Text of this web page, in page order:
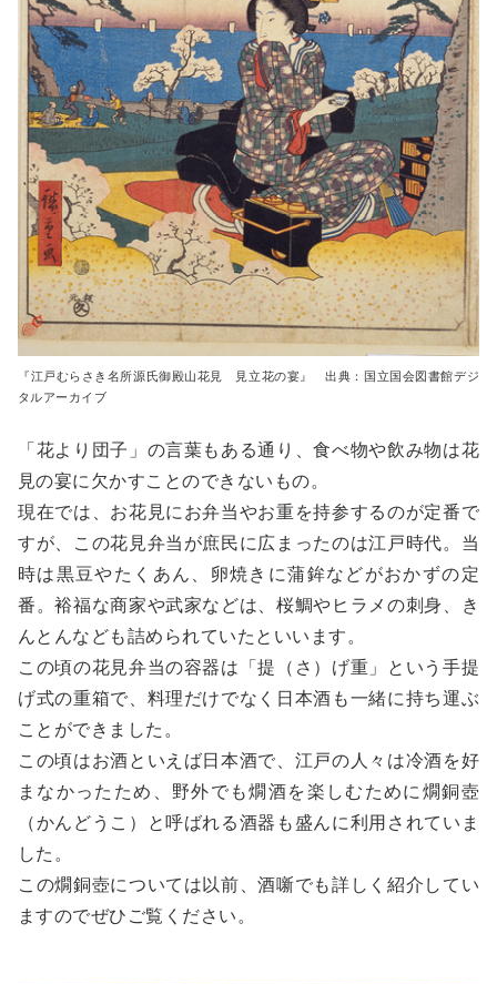
『江戸むらさき名所源氏御殿山花見 見立花の宴』 出典：国立国会図書館デジ
タルアーカイブ
「花より団子」の言葉もある通り、食べ物や飲み物は花
見の宴に欠かすことのできないもの。
現在では、お花見にお弁当やお重を持参するのが定番で
すが、この花見弁当が庶民に広まったのは江戸時代。当
時は黒豆やたくあん、卵焼きに蒲鉾などがおかずの定
番。裕福な商家や武家などは、桜鯛やヒラメの刺身、き
んとんなども詰められていたといいます。
この頃の花見弁当の容器は「提（さ）げ重」という手提
げ式の重箱で、料理だけでなく日本酒も一緒に持ち運ぶ
ことができました。
この頃はお酒といえば日本酒で、江戸の人々は冷酒を好
まなかったため、野外でも燗酒を楽しむために燗銅壺
（かんどうこ）と呼ばれる酒器も盛んに利用されていま
した。
この燗銅壺については以前、酒噺でも詳しく紹介してい
ますのでぜひご覧ください。